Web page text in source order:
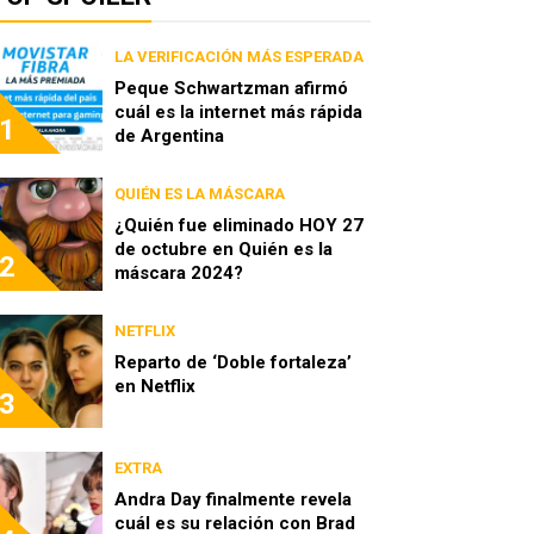
1
LA VERIFICACIÓN MÁS ESPERADA
Peque Schwartzman afirmó
cuál es la internet más rápida
de Argentina
2
QUIÉN ES LA MÁSCARA
¿Quién fue eliminado HOY 27
de octubre en Quién es la
máscara 2024?
3
NETFLIX
Reparto de ‘Doble fortaleza’
en Netflix
EXTRA
Andra Day finalmente revela
cuál es su relación con Brad